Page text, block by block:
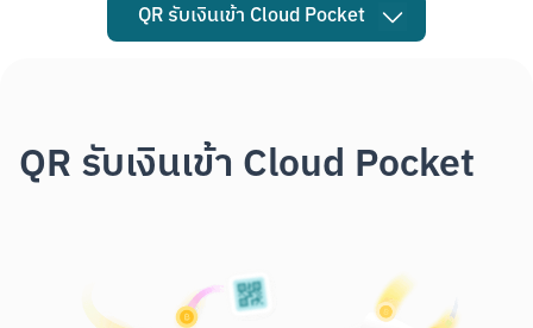
QR รับเงินเข้า Cloud Pocket
QR รับเงินเข้า Cloud Pocket